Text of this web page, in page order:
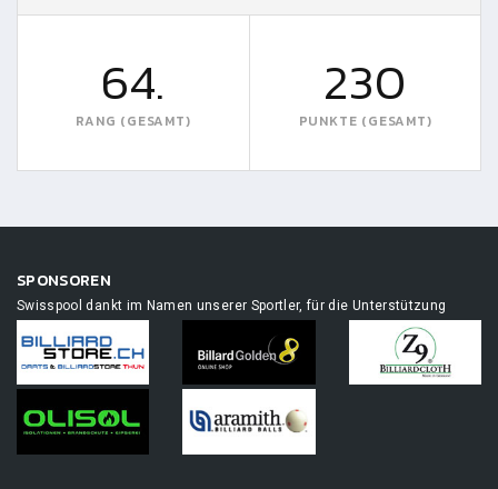
64.
RANG (GESAMT)
230
PUNKTE (GESAMT)
SPONSOREN
Swisspool dankt im Namen unserer Sportler, für die Unterstützung